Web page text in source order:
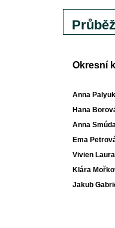
Okresní
Anna
Hana
Anna
Ema
Vivien
Klára
Jakub